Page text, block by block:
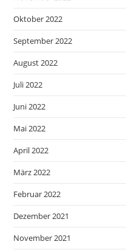
Oktober 2022
September 2022
August 2022
Juli 2022
Juni 2022
Mai 2022
April 2022
März 2022
Februar 2022
Dezember 2021
November 2021